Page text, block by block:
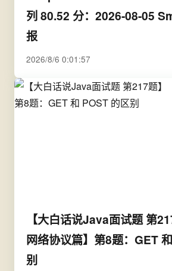
列 80.52 分：2026-08-05
报
2026/8/6 0:01:57
【大白话说Java面试题 第
网络协议篇】第8题：GET
别